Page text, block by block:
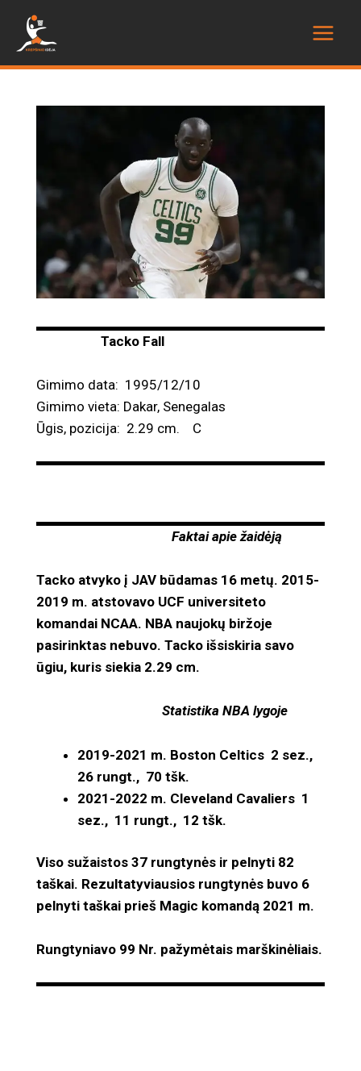
Tacko Fall
Gimimo data: 1995/12/10
Gimimo vieta: Dakar, Senegalas
Ūgis, pozicija: 2.29 cm. C
Faktai apie žaidėją
Tacko atvyko į JAV būdamas 16 metų. 2015-
2019 m. atstovavo UCF universiteto
komandai NCAA. NBA naujokų biržoje
pasirinktas nebuvo. Tacko išsiskiria savo
ūgiu, kuris siekia 2.29 cm.
Statistika NBA lygoje
2019-2021 m. Boston Celtics 2 sez.,
26 rungt., 70 tšk.
2021-2022 m. Cleveland Cavaliers 1
sez., 11 rungt., 12 tšk.
Viso sužaistos 37 rungtynės ir pelnyti 82
taškai. Rezultatyviausios rungtynės buvo 6
pelnyti taškai prieš Magic komandą 2021 m.
Rungtyniavo 99 Nr. pažymėtais marškinėliais.